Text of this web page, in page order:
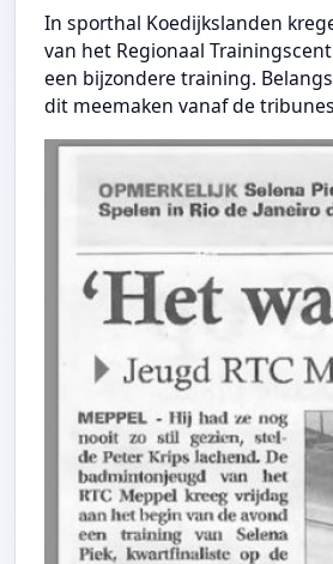
In sporthal Koedijkslanden
van het Regionaal
een bijzondere training.
dit meemaken vanaf de